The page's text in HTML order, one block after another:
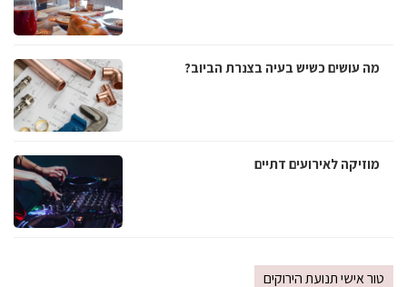
מה עושים כשיש בעיה בצנרת הביוב?
מוזיקה לאירועים דתיים
טור אישי תנועת הירוקים